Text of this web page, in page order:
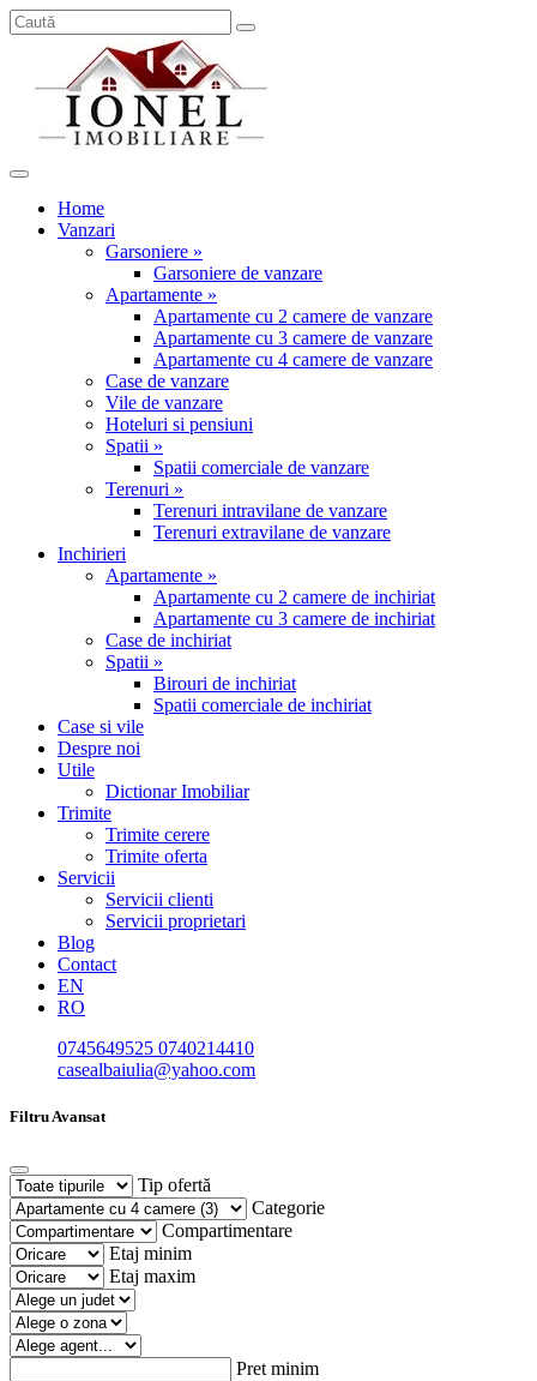
Home
Vanzari
Garsoniere »
Garsoniere de vanzare
Apartamente »
Apartamente cu 2 camere de vanzare
Apartamente cu 3 camere de vanzare
Apartamente cu 4 camere de vanzare
Case de vanzare
Vile de vanzare
Hoteluri si pensiuni
Spatii »
Spatii comerciale de vanzare
Terenuri »
Terenuri intravilane de vanzare
Terenuri extravilane de vanzare
Inchirieri
Apartamente »
Apartamente cu 2 camere de inchiriat
Apartamente cu 3 camere de inchiriat
Case de inchiriat
Spatii »
Birouri de inchiriat
Spatii comerciale de inchiriat
Case si vile
Despre noi
Utile
Dictionar Imobiliar
Trimite
Trimite cerere
Trimite oferta
Servicii
Servicii clienti
Servicii proprietari
Blog
Contact
EN
RO
0745649525 0740214410
casealbaiulia@yahoo.com
Filtru Avansat
Tip ofertă
Categorie
Compartimentare
Etaj minim
Etaj maxim
Pret minim